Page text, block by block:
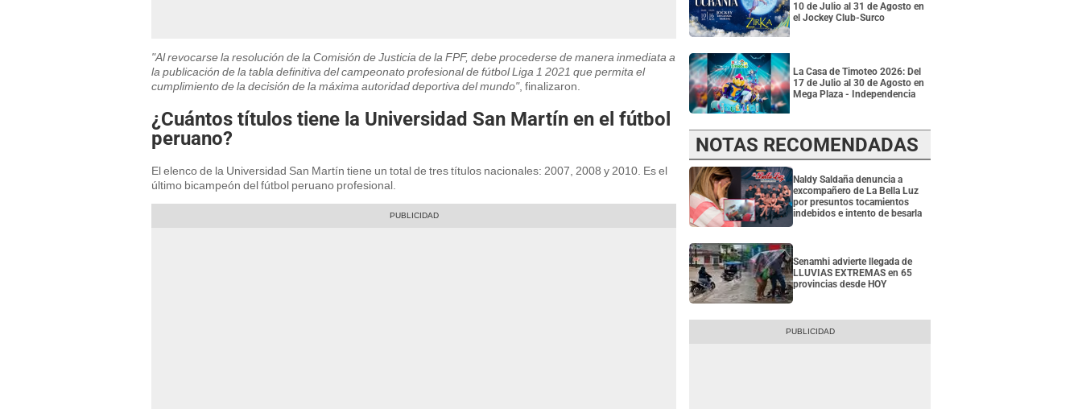
"Al revocarse la resolución de la Comisión de Justicia de la FPF, debe procederse de manera inmediata a
la publicación de la tabla definitiva del campeonato profesional de fútbol Liga 1 2021 que permita el
cumplimiento de la decisión de la máxima autoridad deportiva del mundo", finalizaron.
¿Cuántos títulos tiene la Universidad San Martín en el fútbol
peruano?
El elenco de la Universidad San Martín tiene un total de tres títulos nacionales: 2007, 2008 y 2010. Es el
último bicampeón del fútbol peruano profesional.
10 de Julio al 31 de Agosto en
el Jockey Club-Surco
La Casa de Timoteo 2026: Del
17 de Julio al 30 de Agosto en
Mega Plaza - Independencia
NOTAS RECOMENDADAS
Naldy Saldaña denuncia a
excompañero de La Bella Luz
por presuntos tocamientos
indebidos e intento de besarla
Senamhi advierte llegada de
LLUVIAS EXTREMAS en 65
provincias desde HOY